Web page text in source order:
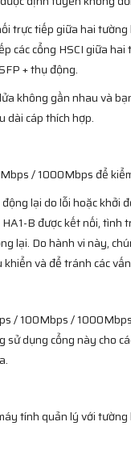
trực tiếp giữa hai
các cổng HSCI giữa
+ thụ động.
không gần nhau và
dài cáp thích hợp.
/ 1000Mbps để
lại do lỗi hoặc khởi
B được kết nối,
lại. Do hành vi này,
và để tránh các
/ 100Mbps /
sử dụng cổng này cho
tính quản lý với